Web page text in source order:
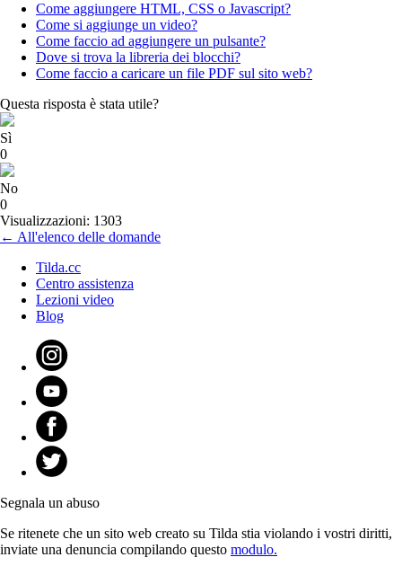
Come aggiungere HTML, CSS o Javascript?
Come si aggiunge un video?
Come faccio ad aggiungere un pulsante?
Dove si trova la libreria dei blocchi?
Come faccio a caricare un file PDF sul sito web?
Questa risposta è stata utile?
Sì
0
No
0
Visualizzazioni: 1303
← All'elenco delle domande
Tilda.cc
Centro assistenza
Lezioni video
Blog
Segnala un abuso
Se ritenete che un sito web creato su Tilda stia violando i vostri diritti,
inviate una denuncia compilando questo modulo.